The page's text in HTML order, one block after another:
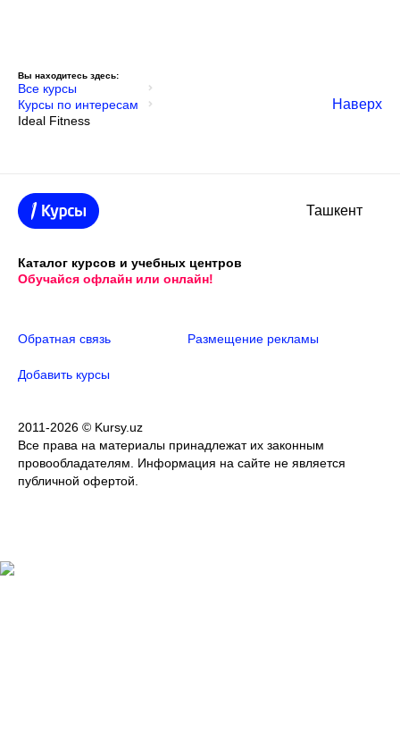
Вы находитесь здесь:
Все курсы
Курсы по интересам
Ideal Fitness
Наверх
Ташкент
Каталог курсов и учебных центров
Обучайся офлайн или онлайн!
Обратная связь Размещение рекламы
Добавить курсы
2011-2026 © Kursy.uz
Все права на материалы принадлежат их законным
провообладателям. Информация на сайте не является
публичной офертой.